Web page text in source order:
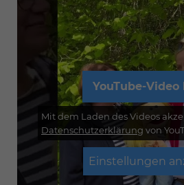
YouTube-Video
Mit dem Laden des Videos
Datenschutzerklärung von
Einstellungen